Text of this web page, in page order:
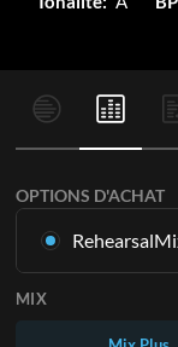
OPTIONS D'ACHAT
Disponible dans
pour chaque
MIX